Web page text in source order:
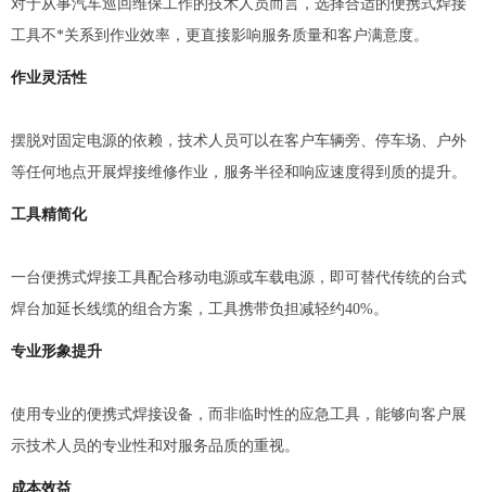
对于从事汽车巡回维保工作的技术人员而言，选择合适的便携式焊接
工具不*关系到作业效率，更直接影响服务质量和客户满意度。
作业灵活性
摆脱对固定电源的依赖，技术人员可以在客户车辆旁、停车场、户外
等任何地点开展焊接维修作业，服务半径和响应速度得到质的提升。
工具精简化
一台便携式焊接工具配合移动电源或车载电源，即可替代传统的台式
焊台加延长线缆的组合方案，工具携带负担减轻约40%。
专业形象提升
使用专业的便携式焊接设备，而非临时性的应急工具，能够向客户展
示技术人员的专业性和对服务品质的重视。
成本效益